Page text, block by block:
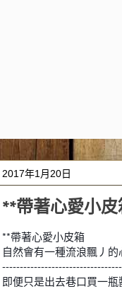
2017年1月20日
**帶著心愛小
**帶著心愛小皮箱
自然會有一種流浪飄丿的
即便只是出去巷口買一瓶